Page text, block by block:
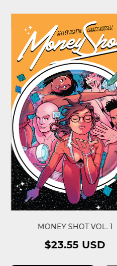
MONEY SHOT VOL. 1
$23.55 USD